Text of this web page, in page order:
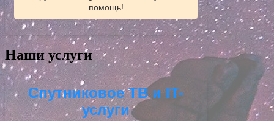
помощь!
Наши услуги
Спутниковое ТВ и IT-
услуги